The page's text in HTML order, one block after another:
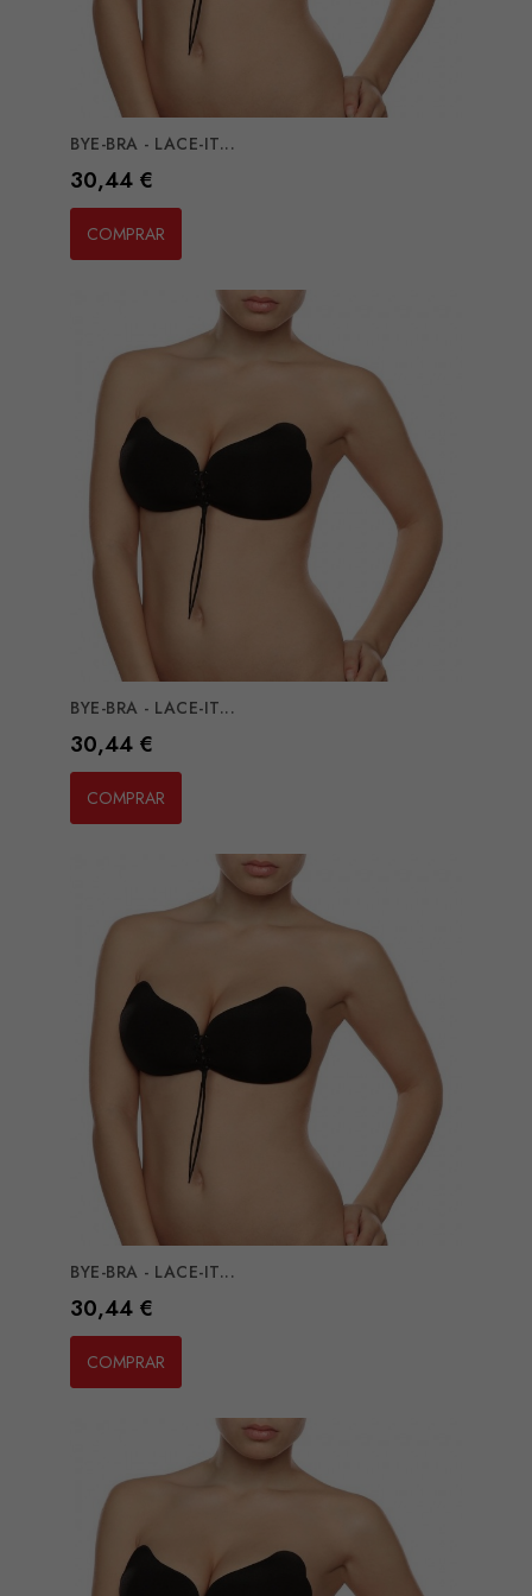
BYE-BRA - LACE-IT...
Preço
30,44 €
COMPRAR
BYE-BRA - LACE-IT...
Preço
30,44 €
COMPRAR
BYE-BRA - LACE-IT...
Preço
30,44 €
COMPRAR